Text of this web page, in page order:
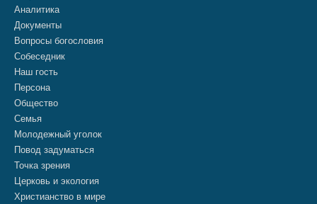
Аналитика
Документы
Вопросы богословия
Собеседник
Наш гость
Персона
Общество
Семья
Молодежный уголок
Повод задуматься
Точка зрения
Церковь и экология
Христианство в мире